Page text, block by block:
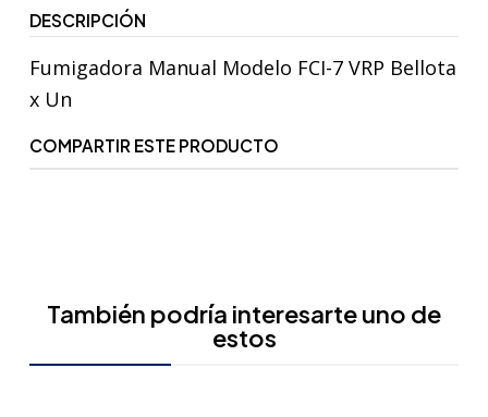
DESCRIPCIÓN
Fumigadora Manual Modelo FCI-7 VRP Bellota
x Un
COMPARTIR ESTE PRODUCTO
También podría interesarte uno de
estos